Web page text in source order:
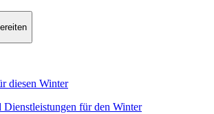
diesen Winter
Dienstleistungen für den Winter